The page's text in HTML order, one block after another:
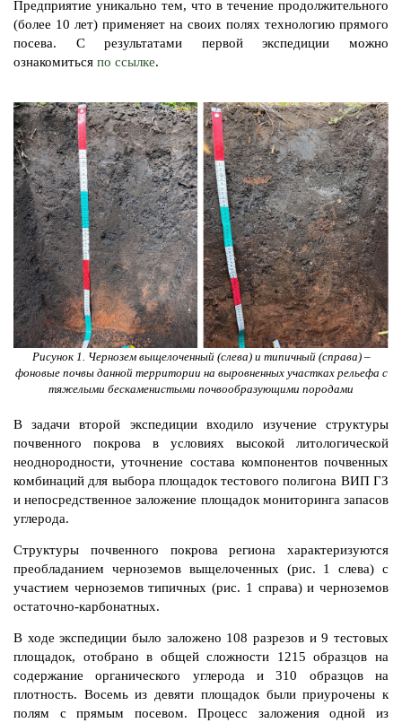
Рисунок 1. Чернозем выщелоченный (слева) и типичный (справа) –
фоновые почвы данной территории на выровненных участках рельефа с
тяжелыми бескаменистыми почвообразующими породами
Предприятие уникально тем, что в течение продолжительного
(более 10 лет) применяет на своих полях технологию прямого
посева. С результатами первой экспедиции можно
ознакомиться по ссылке.
В задачи второй экспедиции входило изучение структуры
почвенного покрова в условиях высокой литологической
неоднородности, уточнение состава компонентов почвенных
комбинаций для выбора площадок тестового полигона ВИП ГЗ
и непосредственное заложение площадок мониторинга запасов
углерода.
Структуры почвенного покрова региона характеризуются
преобладанием черноземов выщелоченных (рис. 1 слева) с
участием черноземов типичных (рис. 1 справа) и черноземов
остаточно-карбонатных.
В ходе экспедиции было заложено 108 разрезов и 9 тестовых
площадок, отобрано в общей сложности 1215 образцов на
содержание органического углерода и 310 образцов на
плотность. Восемь из девяти площадок были приурочены к
полям с прямым посевом. Процесс заложения одной из